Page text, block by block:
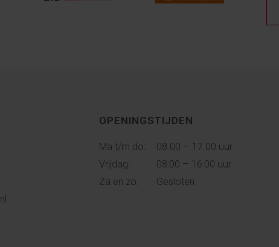
OPENINGSTIJDEN
Ma t/m do:
08.00 – 17.00 uur
Vrijdag:
08:00 – 16:00 uur
Za en zo:
Gesloten